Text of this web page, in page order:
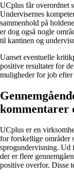
UCplus får overordnet
Undervisernes
sammenhold på
er dog også nogle
til kantinen og
Uanset eventuelle
positive resultater for
muligheder for job efter
kommentarer
UCplus er en
for forskellige områder
sprogundervisning. Ud
der er flere
positive overfor. Disse